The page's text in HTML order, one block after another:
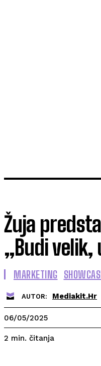
Žuja
„Budi
MARKETING
AUTOR: Mediakit.hr
06/05/2025
2 min. čitanja